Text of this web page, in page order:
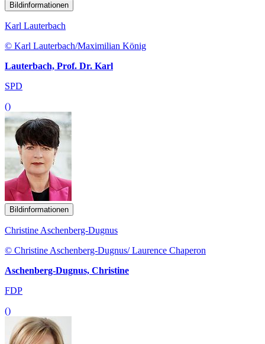
Bildinformationen
Karl Lauterbach
© Karl Lauterbach/Maximilian König
Lauterbach, Prof. Dr. Karl
SPD
()
Bildinformationen
Christine Aschenberg-Dugnus
© Christine Aschenberg-Dugnus/ Laurence Chaperon
Aschenberg-Dugnus, Christine
FDP
()